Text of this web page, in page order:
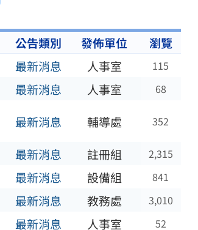
公告類別 發佈單位
瀏覽
最新消息 人事室 115
最新消息 人事室 68
最新消息 輔導處 352
最新消息 註冊組 2,315
最新消息 設備組 841
最新消息 教務處 3,010
最新消息 人事室 52